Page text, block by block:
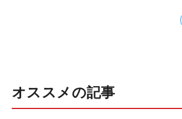
オススメの記事